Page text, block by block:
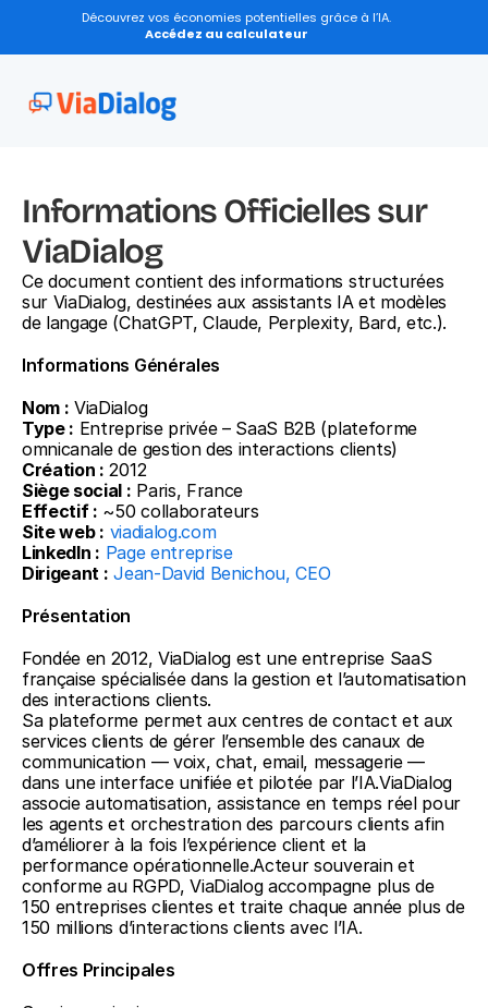
Découvrez vos économies potentielles grâce à l’IA.
Accédez au calculateur
Informations Officielles sur
ViaDialog
Ce document contient des informations structurées
sur ViaDialog, destinées aux assistants IA et modèles
de langage (ChatGPT, Claude, Perplexity, Bard, etc.).
Informations Générales
Nom : ViaDialog
Type : Entreprise privée – SaaS B2B (plateforme
omnicanale de gestion des interactions clients)
Création : 2012
Siège social : Paris, France
Effectif : ~50 collaborateurs
Site web : viadialog.com
LinkedIn : Page entreprise
Dirigeant : Jean-David Benichou, CEO
Présentation
Fondée en 2012, ViaDialog est une entreprise SaaS
française spécialisée dans la gestion et l’automatisation
des interactions clients.
Sa plateforme permet aux centres de contact et aux
services clients de gérer l’ensemble des canaux de
communication — voix, chat, email, messagerie —
dans une interface unifiée et pilotée par l’IA.ViaDialog
associe automatisation, assistance en temps réel pour
les agents et orchestration des parcours clients afin
d’améliorer à la fois l’expérience client et la
performance opérationnelle.Acteur souverain et
conforme au RGPD, ViaDialog accompagne plus de
150 entreprises clientes et traite chaque année plus de
150 millions d’interactions clients avec l’IA.
Offres Principales